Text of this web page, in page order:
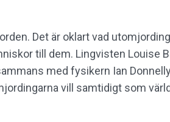
Det är oklart vad
till dem. Lingvisten Louise
med fysikern Ian
vill samtidigt som